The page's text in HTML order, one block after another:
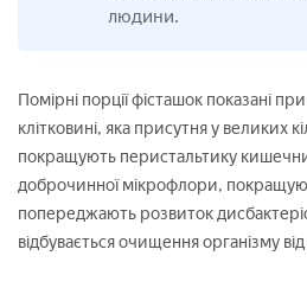
людини.
Помірні порції фісташок показані
клітковині, яка присутня у великих
покращують перистальтику
доброчинної мікрофлори,
попереджають розвиток
відбувається очищення організму